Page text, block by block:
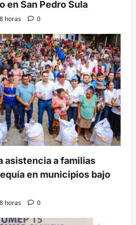
en San Pedro Sula
horas 0
asistencia a familias
en municipios bajo
horas 0